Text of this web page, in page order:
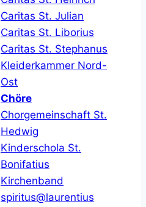
Caritas St. Julian
Caritas St. Liborius
Caritas St. Stephanus
Kleiderkammer Nord-
Ost
Chöre
Chorgemeinschaft St.
Hedwig
Kinderschola St.
Bonifatius
Kirchenband
spiritus@laurentius